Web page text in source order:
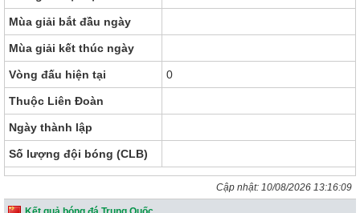
Mùa giải bắt đầu ngày
Mùa giải kết thúc ngày
Vòng đấu hiện tại 0
Thuộc Liên Đoàn
Ngày thành lập
Số lượng đội bóng (CLB)
Cập nhật: 10/08/2026 13:16:09